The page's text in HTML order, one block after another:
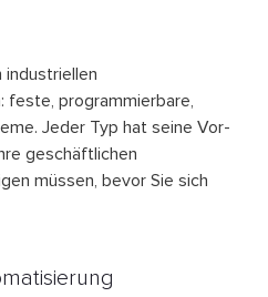
programmierbare,
Jeder Typ hat seine Vor-
geschäftlichen
müssen, bevor Sie sich